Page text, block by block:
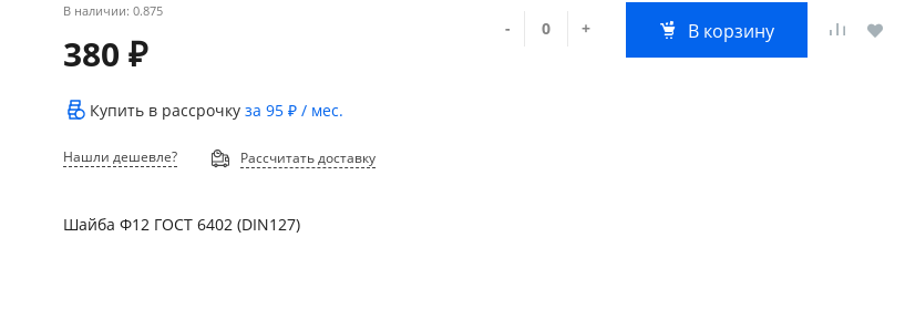
В наличии: 0.875
380 ₽
- + В корзину
Купить в рассрочкуза95 ₽ / мес.
Нашли дешевле? Рассчитать доставку
Шайба Ф12 ГОСТ 6402 (DIN127)